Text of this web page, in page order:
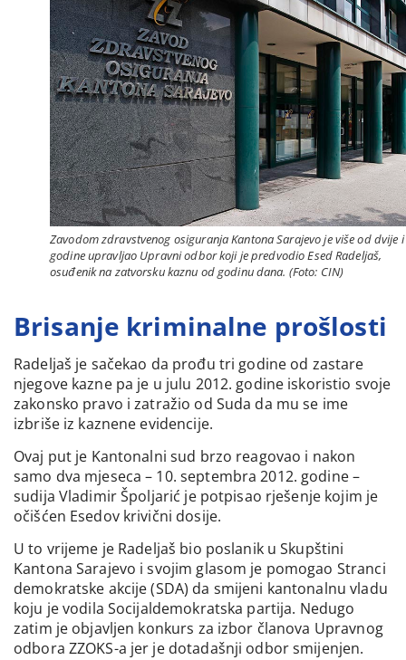
Zavodom zdravstvenog osiguranja Kantona Sarajevo je više od dvije
godine upravljao Upravni odbor koji je predvodio Esed Radeljaš,
osuđenik na zatvorsku kaznu od godinu dana. (Foto: CIN)
Brisanje kriminalne prošlosti
Radeljaš je sačekao da prođu tri godine od zastare
njegove kazne pa je u julu 2012. godine iskoristio svoje
zakonsko pravo i zatražio od Suda da mu se ime
izbriše iz kaznene evidencije.
Ovaj put je Kantonalni sud brzo reagovao i nakon
samo dva mjeseca – 10. septembra 2012. godine –
sudija Vladimir Špoljarić je potpisao rješenje kojim je
očišćen Esedov krivični dosije.
U to vrijeme je Radeljaš bio poslanik u Skupštini
Kantona Sarajevo i svojim glasom je pomogao Stranci
demokratske akcije (SDA) da smijeni kantonalnu vladu
koju je vodila Socijaldemokratska partija. Nedugo
zatim je objavljen konkurs za izbor članova Upravnog
odbora ZZOKS-a jer je dotadašnji odbor smijenjen.